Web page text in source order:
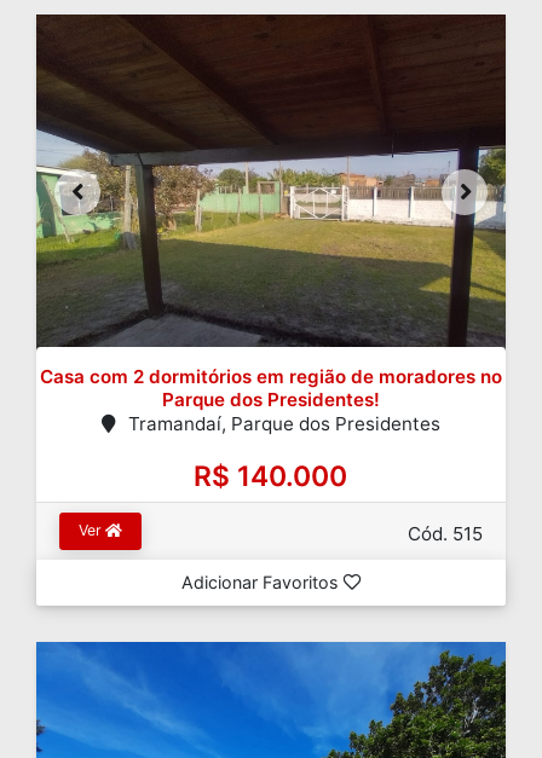
Casa com 2 dormitórios em região de moradores no
Parque dos Presidentes!
Tramandaí, Parque dos Presidentes
R$ 140.000
Ver Cód. 515
Adicionar Favoritos